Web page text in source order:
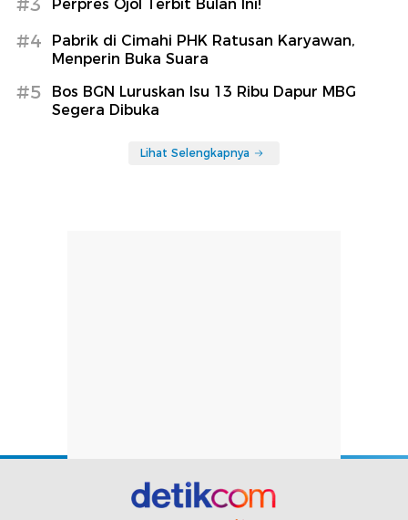
Perpres Ojol Terbit Bulan Ini!
#4
Pabrik di Cimahi PHK Ratusan Karyawan,
Menperin Buka Suara
#5
Bos BGN Luruskan Isu 13 Ribu Dapur MBG
Segera Dibuka
Lihat Selengkapnya